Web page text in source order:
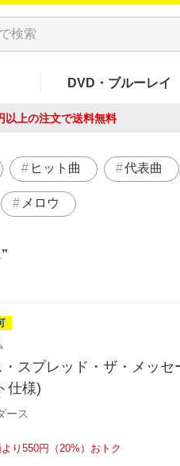
DVD・ブルーレイ
以上の注文で送料無料
ヒット曲 代表曲
メロウ
スプレッド・ザ・メッセ
仕様)
ース
り550円（20%）おトク